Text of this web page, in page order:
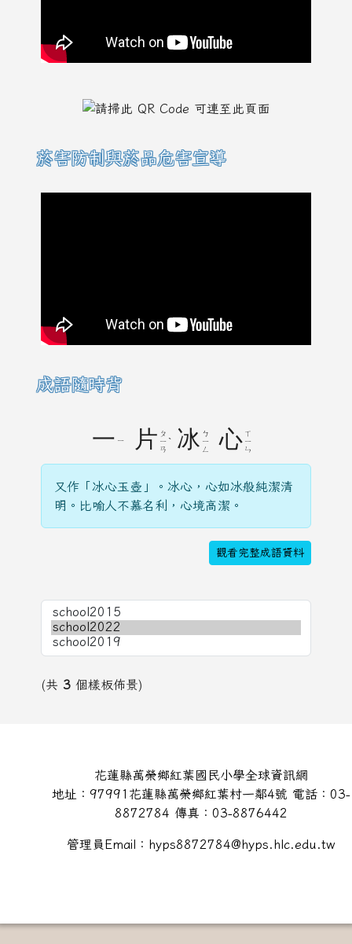
菸害防制與菸品危害宣導
成語隨時背
一 ㄧ 片 ㄆ
ㄧ
ㄢ
ˋ 冰 ㄅ
ㄧ
ㄥ
心 ㄒ
ㄧ
ㄣ
又作「冰心玉壺」。冰心，心如冰般純潔清
明。比喻人不慕名利，心境高潔。
觀看完整成語資料
(共 3 個樣板佈景)
花蓮縣萬榮鄉紅葉國民小學全球資訊網
地址：97991花蓮縣萬榮鄉紅葉村一鄰4號 電話：03-
8872784 傳真：03-8876442
管理員Email：hyps8872784@hyps.hlc.edu.tw